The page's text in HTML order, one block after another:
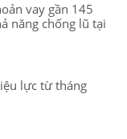
vay gần 145
năng chống lũ tại
lực từ tháng